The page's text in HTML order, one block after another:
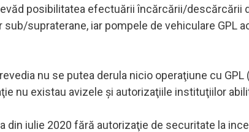
posibilitatea efectuării încărcării/descărcării
supraterane, iar pompele de vehiculare GPL
nu se putea derula nicio operaţiune cu
nu existau avizele şi autorizaţiile instituţiilor
din iulie 2020 fără autorizaţie de securitate la